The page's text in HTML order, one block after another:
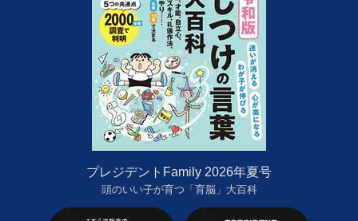
プレジデントFamily 2026年夏号
頭のいい子が育つ「育脳」大百科